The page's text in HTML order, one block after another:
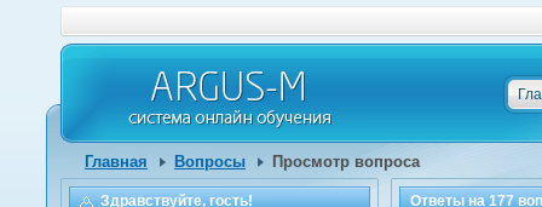
Главная Вопросы Просмотр вопроса
Ответы на177
Здравствуйте, гость!